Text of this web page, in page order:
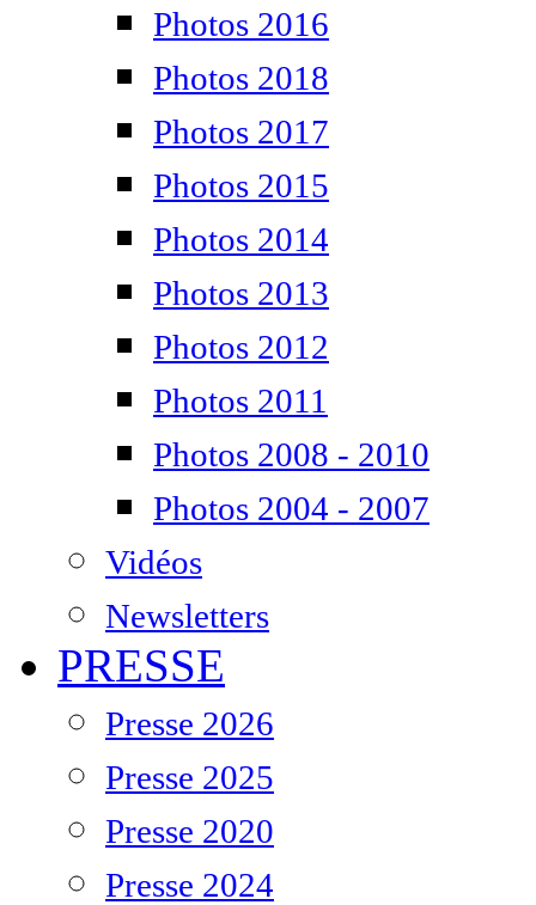
Photos 2016
Photos 2018
Photos 2017
Photos 2015
Photos 2014
Photos 2013
Photos 2012
Photos 2011
Photos 2008 - 2010
Photos 2004 - 2007
Vidéos
Newsletters
PRESSE
Presse 2026
Presse 2025
Presse 2020
Presse 2024